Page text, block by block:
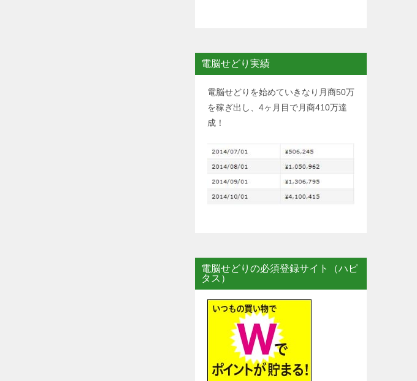
電脳せどり実績
電脳せどりを始めていきなり月商50万
を稼ぎ出し、4ヶ月目で月商410万達
成！
電脳せどりの必須登録サイト（ハピ
タス）